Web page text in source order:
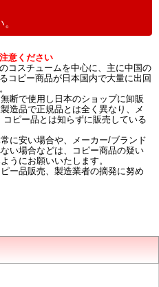
意ください
コスチュームを中心に、主に中国の
コピー商品が日本国内で大量に出回
断で使用し日本のショップに卸販
造品で正規品とは全く異なり、メ
ピー品とは知らずに販売している
に安い場合や、メーカー/ブランド
い場合などは、コピー商品の疑い
うにお願いいたします。
ー品販売、製造業者の摘発に努め